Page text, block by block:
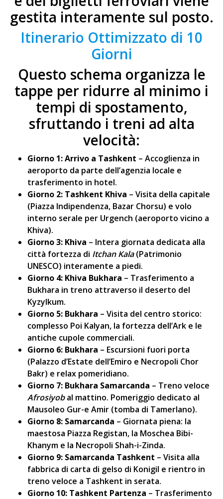
gestita interamente sul posto.
Itinerario Ottimizzato di 10
Giorni
Questo schema organizza le
tappe per ridurre al minimo i
tempi di spostamento,
sfruttando i treni ad alta
velocità:
Giorno 1: Arrivo a Tashkent – Accoglienza in
aeroporto da parte dell’agenzia locale e
trasferimento in hotel.
Giorno 2: Tashkent Khiva – Visita della capitale
(Piazza Indipendenza, Bazar Chorsu) e volo
interno serale per Urgench (aeroporto vicino a
Khiva).
Giorno 3: Khiva – Intera giornata dedicata alla
città fortezza di Itchan Kala(Patrimonio
UNESCO) interamente a piedi.
Giorno 4: Khiva Bukhara – Trasferimento a
Bukhara in treno attraverso il deserto del
Kyzylkum.
Giorno 5: Bukhara – Visita del centro storico:
complesso Poi Kalyan, la fortezza dell’Ark e le
antiche cupole commerciali.
Giorno 6: Bukhara – Escursioni fuori porta
(Palazzo d’Estate dell’Emiro e Necropoli Chor
Bakr) e relax pomeridiano.
Giorno 7: Bukhara Samarcanda – Treno veloce
Afrosiyobal mattino. Pomeriggio dedicato al
Mausoleo Gur-e Amir (tomba di Tamerlano).
Giorno 8: Samarcanda – Giornata piena: la
maestosa Piazza Registan, la Moschea Bibi-
Khanym e la Necropoli Shah-i-Zinda.
Giorno 9: Samarcanda Tashkent – Visita alla
fabbrica di carta di gelso di Konigil e rientro in
treno veloce a Tashkent in serata.
Giorno 10: Tashkent Partenza – Trasferimento